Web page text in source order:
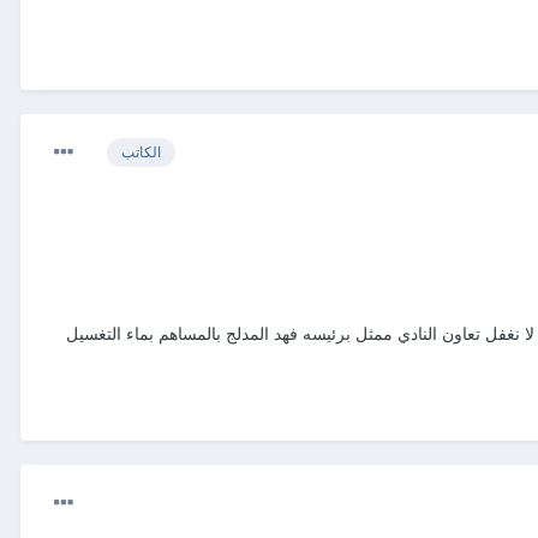
الكاتب
تعاون النادي ممثل برئيسه فهد المدلج بالمساهم بماء التغسيل